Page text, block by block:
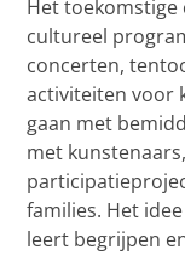
Het toekomstige
cultureel
concerten,
activiteiten voor
gaan met
met
families. Het
leert begrijpen